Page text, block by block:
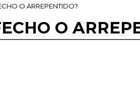
O ARREPENTIDO?
O